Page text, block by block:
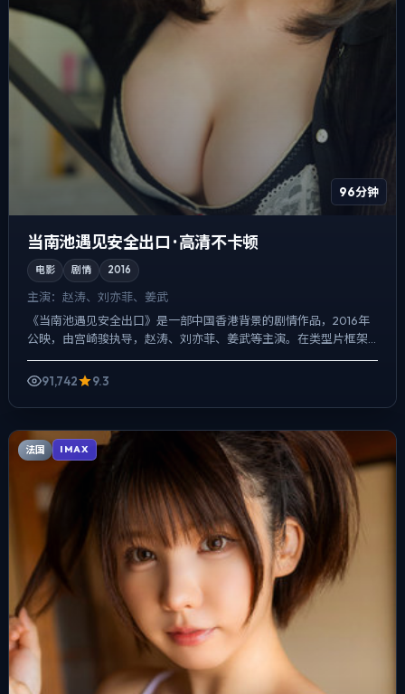
96分钟
当南池遇见安全出口 · 高清不卡顿
电影 剧情 2016
主演： 赵涛、刘亦菲、姜武
《当南池遇见安全出口》是一部中国香港背景的剧情作品，2016年
公映，由宫崎骏执导，赵涛、刘亦菲、姜武等主演。在类型片框架
91,742
9.3
法国 IMAX